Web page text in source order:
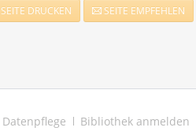
SEITE DRUCKEN SEITE EMPFEHLEN
Datenpflege Bibliothek anmelden